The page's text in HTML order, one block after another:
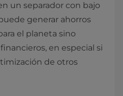
un separador con bajo
generar ahorros
el planeta sino
en especial si
de otros